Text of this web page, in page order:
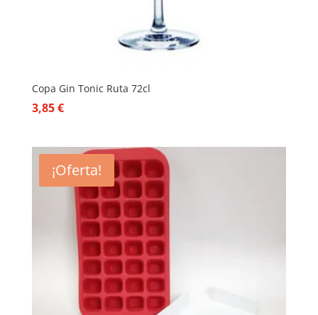
Copa Gin Tonic Ruta 72cl
3,85€
¡Oferta!